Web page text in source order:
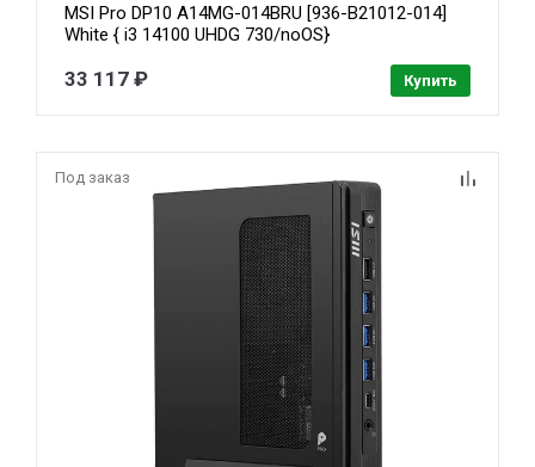
MSI Pro DP10 A14MG-014BRU [936-B21012-014]
White { i3 14100 UHDG 730/noOS}
33 117 ₽ Купить
Под заказ